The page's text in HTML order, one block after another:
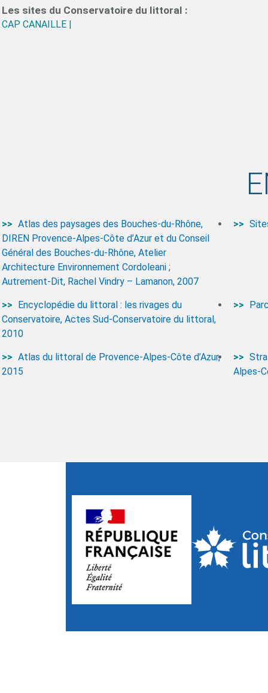
Les sites du Conservatoire du littoral :
CAP CANAILLE |
Atlas des paysages des Bouches-du-Rhône,
DIREN Provence-Alpes-Côte d’Azur et du Conseil
Général des Bouches-du-Rhône, Atelier
Architecture Environnement Cordoleani ;
Autrement-Dit, Rachel Vindry – Lamanon, 2007
Encyclopédie du littoral : les rivages du
Conservatoire, Actes Sud-Conservatoire du littoral,
2010
Atlas du littoral de Provence-Alpes-Côte d’Azur,
2015
Alpes-